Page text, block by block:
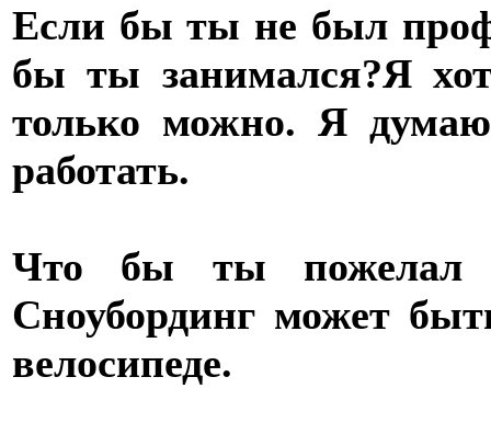
Если бы ты не был
бы ты занимался?Я
только можно. Я
работать.
Что бы ты пожелал
Сноубординг может
велосипеде.